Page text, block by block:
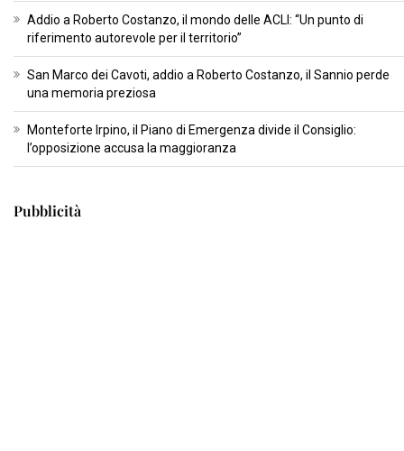
Addio a Roberto Costanzo, il mondo delle ACLI: “Un punto di
riferimento autorevole per il territorio”
San Marco dei Cavoti, addio a Roberto Costanzo, il Sannio perde
una memoria preziosa
Monteforte Irpino, il Piano di Emergenza divide il Consiglio:
l’opposizione accusa la maggioranza
Pubblicità